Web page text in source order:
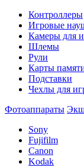
Контроллеры
Игровые
Камеры для
Шлемы
Рули
Карты
Подставки
Чехлы для
Фотоаппараты
Sony
Fujifilm
Canon
Kodak